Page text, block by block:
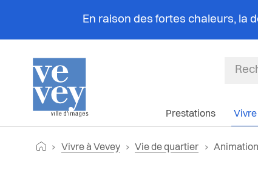
En raison des fortes chaleurs, la
Prestations Vivre
FilRetourner vers la page d'accueil
Vivre à Vevey Vie de quartier Page